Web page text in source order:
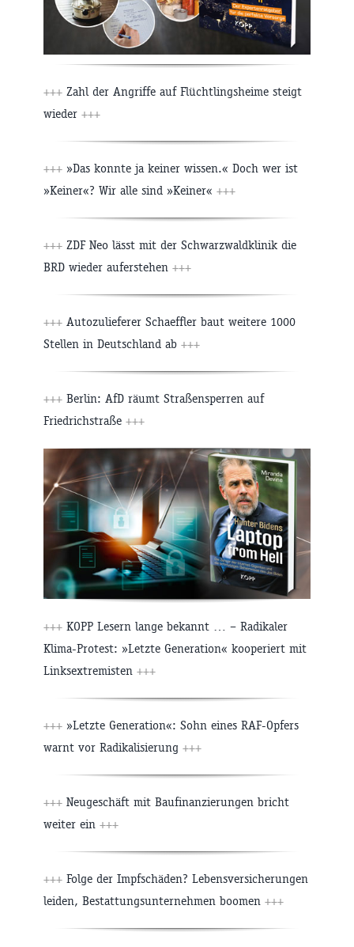
+++ Zahl der Angriffe auf Flüchtlingsheime steigt
wieder +++
+++ »Das konnte ja keiner wissen.« Doch wer ist
»Keiner«? Wir alle sind »Keiner« +++
+++ ZDF Neo lässt mit der Schwarzwaldklinik die
BRD wieder auferstehen +++
+++ Autozulieferer Schaeffler baut weitere 1000
Stellen in Deutschland ab +++
+++ Berlin: AfD räumt Straßensperren auf
Friedrichstraße +++
+++ KOPP Lesern lange bekannt … – Radikaler
Klima-Protest: »Letzte Generation« kooperiert mit
Linksextremisten +++
+++ »Letzte Generation«: Sohn eines RAF-Opfers
warnt vor Radikalisierung +++
+++ Neugeschäft mit Baufinanzierungen bricht
weiter ein +++
+++ Folge der Impfschäden? Lebensversicherungen
leiden, Bestattungsunternehmen boomen +++